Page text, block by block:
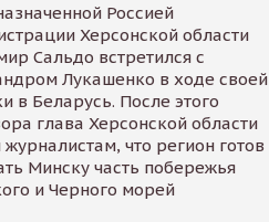
Россией
Херсонской области
Сальдо встретился с
Лукашенко в ходе своей
в Беларусь. После этого
глава Херсонской области
журналистам, что регион готов
Минску часть побережья
и Черного морей